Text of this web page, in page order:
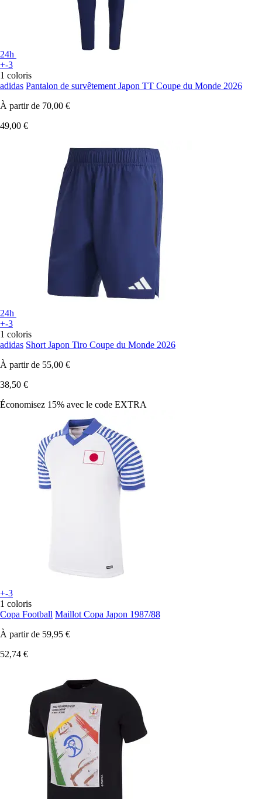
24h
+-3
1 coloris
adidas Pantalon de survêtement Japon TT Coupe du Monde 2026
À partir de 70,00 €
49,00 €
24h
+-3
1 coloris
adidas Short Japon Tiro Coupe du Monde 2026
À partir de 55,00 €
38,50 €
Économisez 15% avec le code EXTRA
+-3
1 coloris
Copa Football Maillot Copa Japon 1987/88
À partir de 59,95 €
52,74 €